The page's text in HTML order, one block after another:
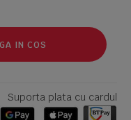
IN COS
Suporta plata cu cardul